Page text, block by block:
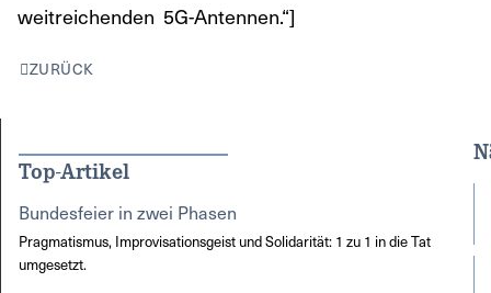
weitreichenden 5G-Antennen.“]
ZURÜCK
Top-Artikel
Bundesfeier in zwei Phasen
Pragmatismus, Improvisationsgeist und Solidarität: 1 zu 1 in die Tat
umgesetzt.